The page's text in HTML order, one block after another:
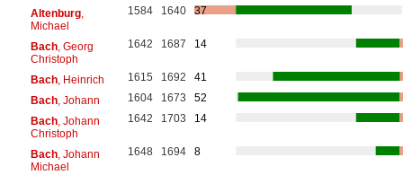
Altenburg,
Michael
1584 1640 37
Bach, Georg
Christoph
1642 1687 14
Bach, Heinrich 1615 1692
41
Bach, Johann 1604 1673
52
Bach, Johann
Christoph
1642 1703 14
Bach, Johann
Michael
1648 1694 8